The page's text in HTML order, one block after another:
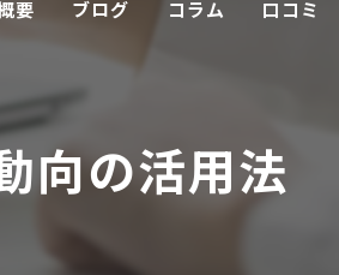
要 ブログ コラム 口コミ
向の活用法